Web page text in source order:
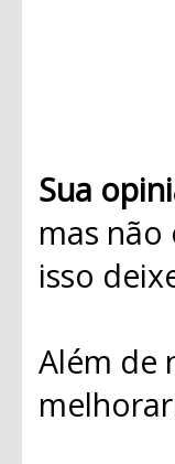
Sua
mas
isso
Além de